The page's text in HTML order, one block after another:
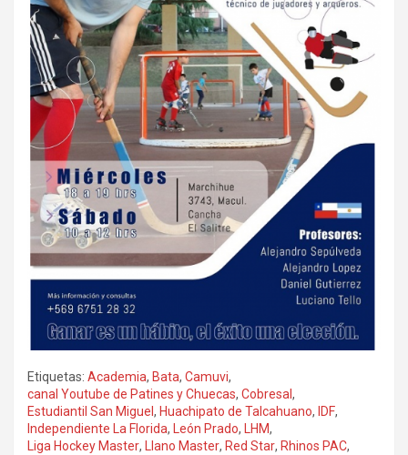
Etiquetas: Academia, Bata, Camuvi,
canal Youtube de Patines y Chuecas, Cobresal ,
Estudiantil San Miguel , Huachipato de Talcahuano, IDF,
Independiente La Florida, León Prado, LHM,
Liga Hockey Master, Llano Master, Red Star, Rhinos PAC,